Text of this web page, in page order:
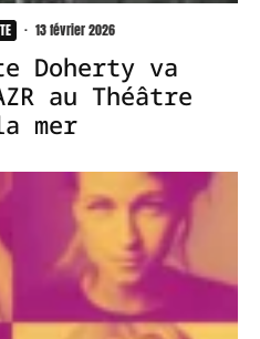
· 13 février 2026
Doherty va
au Théâtre
mer